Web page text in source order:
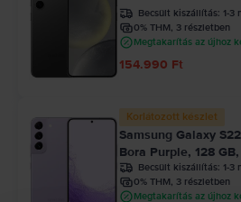
Becsült kiszállítás: 1-3
0% THM, 3 részletben
Megtakarítás az újhoz
154.990 Ft
Korlátozott készlet
Samsung Galaxy
Bora Purple, 128
Becsült kiszállítás: 1-3
0% THM, 3 részletben
Megtakarítás az újhoz